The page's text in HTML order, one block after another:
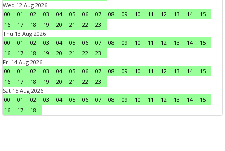
Wed 12 Aug 2026
00
01 02 03 04 05 06 07 08 09 10 11 12 13 14
15
16
17 18 19 20 21 22
23
Thu 13 Aug 2026
00
01 02 03 04 05 06 07 08 09 10 11 12 13 14
15
16
17 18 19 20 21 22
23
Fri 14 Aug 2026
00
01 02 03 04 05 06 07 08 09 10 11 12 13 14
15
16
17 18 19 20 21 22
23
Sat 15 Aug 2026
00
01 02 03 04 05 06 07 08 09 10 11 12 13 14
15
16
17 18